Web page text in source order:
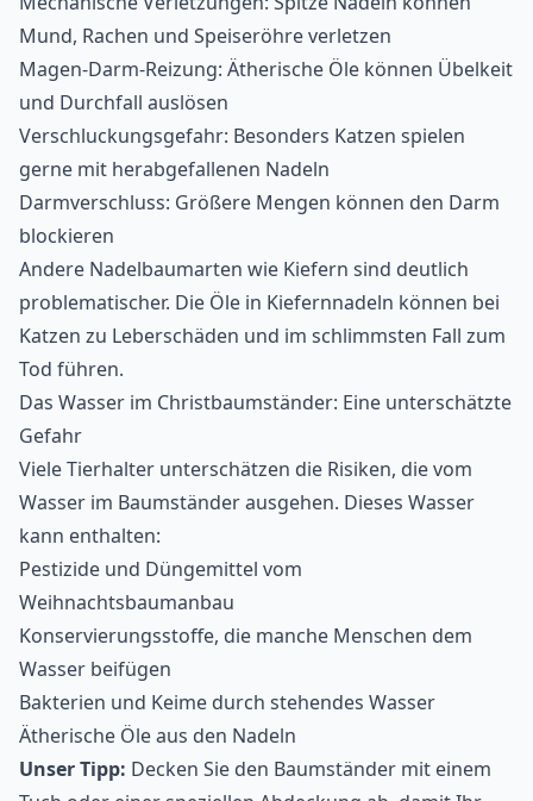
Mund, Rachen und Speiseröhre verletzen
Magen-Darm-Reizung: Ätherische Öle können Übelkeit
und Durchfall auslösen
Verschluckungsgefahr: Besonders Katzen spielen
gerne mit herabgefallenen Nadeln
Darmverschluss: Größere Mengen können den Darm
blockieren
Andere Nadelbaumarten wie Kiefern sind deutlich
problematischer. Die Öle in Kiefernnadeln können bei
Katzen zu Leberschäden und im schlimmsten Fall zum
Tod führen.
Das Wasser im Christbaumständer: Eine unterschätzte
Gefahr
Viele Tierhalter unterschätzen die Risiken, die vom
Wasser im Baumständer ausgehen. Dieses Wasser
kann enthalten:
Pestizide und Düngemittel vom
Weihnachtsbaumanbau
Konservierungsstoffe, die manche Menschen dem
Wasser beifügen
Bakterien und Keime durch stehendes Wasser
Ätherische Öle aus den Nadeln
Unser Tipp: Decken Sie den Baumständer mit einem